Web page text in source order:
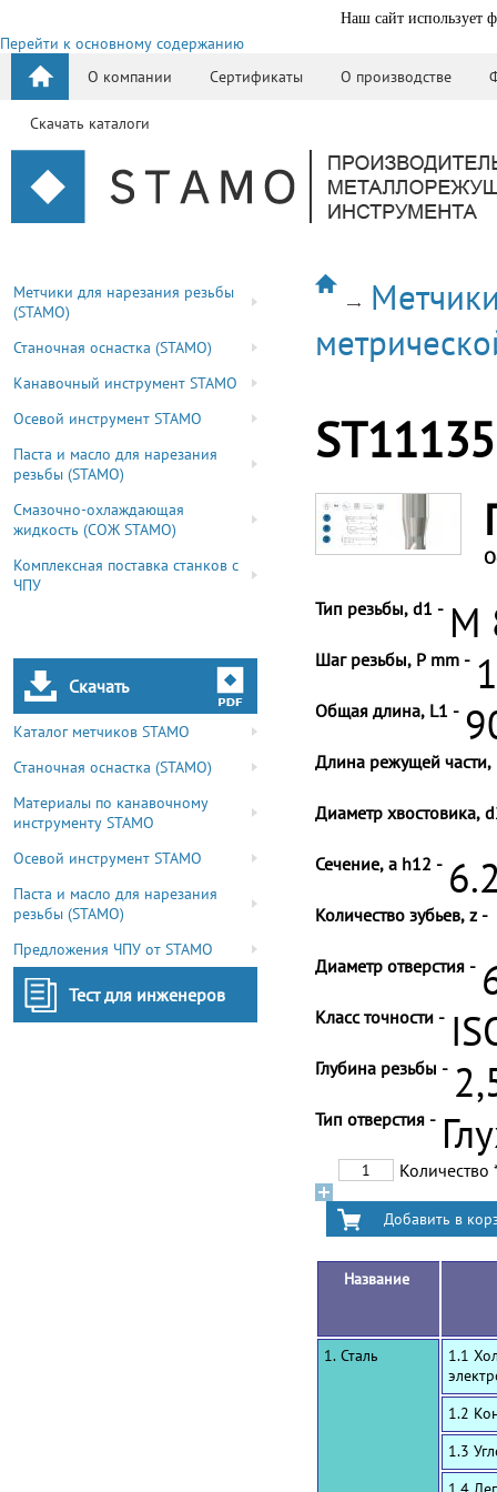
Наш сайт использует
Перейти к основному содержанию
О компании
Сертификаты О производстве
Скачать каталоги
Метчики для нарезания резьбы
(STAMO)
Станочная оснастка (STAMO)
Канавочный инструмент STAMO
Осевой инструмент STAMO
Паста и масло для нарезания
резьбы (STAMO)
Смазочно-охлаждающая
жидкость (СОЖ STAMO)
Комплексная поставка станков с
ЧПУ
Скачать
Каталог метчиков STAMO
Станочная оснастка (STAMO)
Материалы по канавочному
инструменту STAMO
Осевой инструмент STAMO
Паста и масло для нарезания
резьбы (STAMO)
Предложения ЧПУ от STAMO
Тест для инженеров
Тип резьбы, d1 - M
Шаг резьбы, P mm -
Общая длина, L1 -
Длина режущей части,
Диаметр хвостовика,
Сечение, a h12 -
Количество зубьев, z -
Диаметр отверстия -
Класс точности -
Глубина резьбы -
Тип отверстия -
Количество
Название
1. Сталь
1.1
1.2
1.3